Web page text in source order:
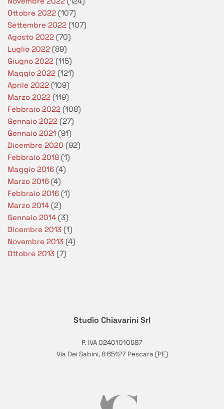
Ottobre 2022 (107)
Settembre 2022 (107)
Agosto 2022 (70)
Luglio 2022 (89)
Giugno 2022 (115)
Maggio 2022 (121)
Aprile 2022 (109)
Marzo 2022 (119)
Febbraio 2022 (108)
Gennaio 2022 (27)
Gennaio 2021 (91)
Dicembre 2020 (92)
Febbraio 2018 (1)
Maggio 2016 (4)
Marzo 2016 (4)
Febbraio 2016 (1)
Marzo 2014 (2)
Gennaio 2014 (3)
Dicembre 2013 (1)
Novembre 2013 (4)
Ottobre 2013 (7)
Studio Chiavarini Srl
P. IVA 02401010687
Via Dei Sabini, 8 65127 Pescara (PE)